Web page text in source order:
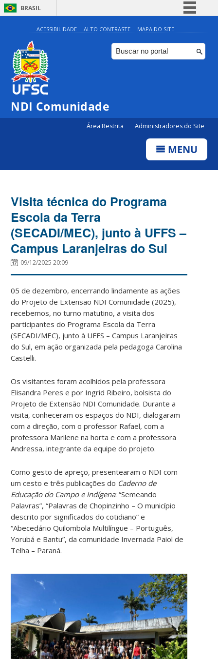
BRASIL
Simplifique!
Comunica BR
Participe
ACESSIBILIDADE ALTO CONTRASTE MAPA DO SITE
NDI Comunidade
Área Restrita Administradores do Site
MENU
Visita técnica do Programa
Escola da Terra
(SECADI/MEC), junto à UFFS –
Campus Laranjeiras do Sul
09/12/2025 20:09
05 de dezembro, encerrando lindamente as ações
do Projeto de Extensão NDI Comunidade (2025),
recebemos, no turno matutino, a visita dos
participantes do Programa Escola da Terra
(SECADI/MEC), junto à UFFS – Campus Laranjeiras
do Sul, em ação organizada pela pedagoga Carolina
Castelli.
Os visitantes foram acolhidos pela professora
Elisandra Peres e por Ingrid Ribeiro, bolsista do
Projeto de Extensão NDI Comunidade. Durante a
visita, conheceram os espaços do NDI, dialogaram
com a direção, com o professor Rafael, com a
professora Marilene na horta e com a professora
Andressa, integrante da equipe do projeto.
Como gesto de apreço, presentearam o NDI com
um cesto e três publicações do Caderno de
Educação do Campo e Indígena: “Semeando
Palavras”, “Palavras de Chopinzinho – O município
descrito por significados do cotidiano” e
“Abecedário Quilombola Multilíngue – Português,
Yorubá e Bantu”, da comunidade Invernada Paiol de
Telha – Paraná.